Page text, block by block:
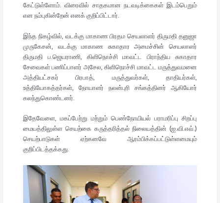
கேட்டுள்ளோம். விரைவில் சாதகமான நடவடிக்கைகள் இடம்பெறும்
என நம்புகின்றேன் எனக் குறிப்பிட்டார்.
இந்த நிகழ்வில், வடக்கு மாகாண பிரதம செயலாளர் திருமதி தனுஜா
முருகேசன், வடக்கு மாகாண சுகாதார அமைச்சின் செயலாளர்
திருமதி ப.ஜெயராணி, கிளிநொச்சி மாவட்ட பிராந்திய சுகாதார
சேவைகள் பணிப்பாளர் அசேல, கிளிநொச்சி மாவட்ட மருத்துவமனை
அத்தியட்சகர் பிரபாத், மருத்துவர்கள், தாதியர்கள்,
உத்தியோகத்தர்கள், நோயாளர் நலன்புரி சங்கத்தினர் ஆகியோர்
கலந்துகொண்டனர்.
இதேவேளை, மகப்பேற்று மற்றும் பெண்நோயியல் பராமரிப்பு சிறப்பு
மையத்திலுள்ள செயற்கை கருத்தரித்தல் நிலையத்தின் (ஐ.வி.எவ்.)
செயற்பாடுகள் ஏற்கனவே ஆரம்பிக்கப்பட்டுள்ளமையும்
குறிப்பிடத்தக்கது.